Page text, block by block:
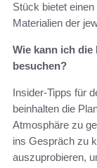
Stück bietet
Materialien der
Wie kann ich
besuchen?
Insider-Tipps für
beinhalten die
Atmosphäre zu
ins Gespräch zu
auszuprobieren,